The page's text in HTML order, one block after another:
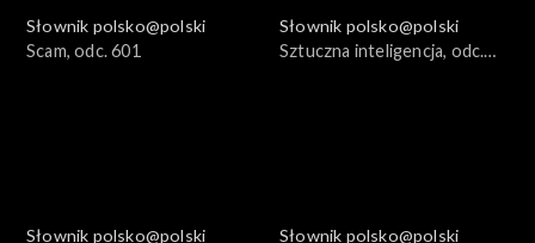
Słownik polsko@polski
Scam, odc. 601
Słownik polsko@polski
Sztuczna inteligencja, odc.
Słownik polsko@polski
Słownik polsko@polski